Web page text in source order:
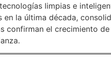
limpias e
en la última década,
confirman el crecimiento de